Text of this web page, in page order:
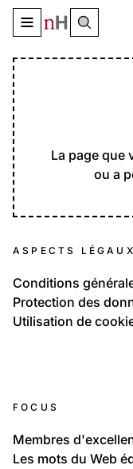
Basculer le menu
La page que
ou a
ASPECTS LÉGAUX
Conditions
Protection des
Utilisation de
FOCUS
Membres
Les mots du Web